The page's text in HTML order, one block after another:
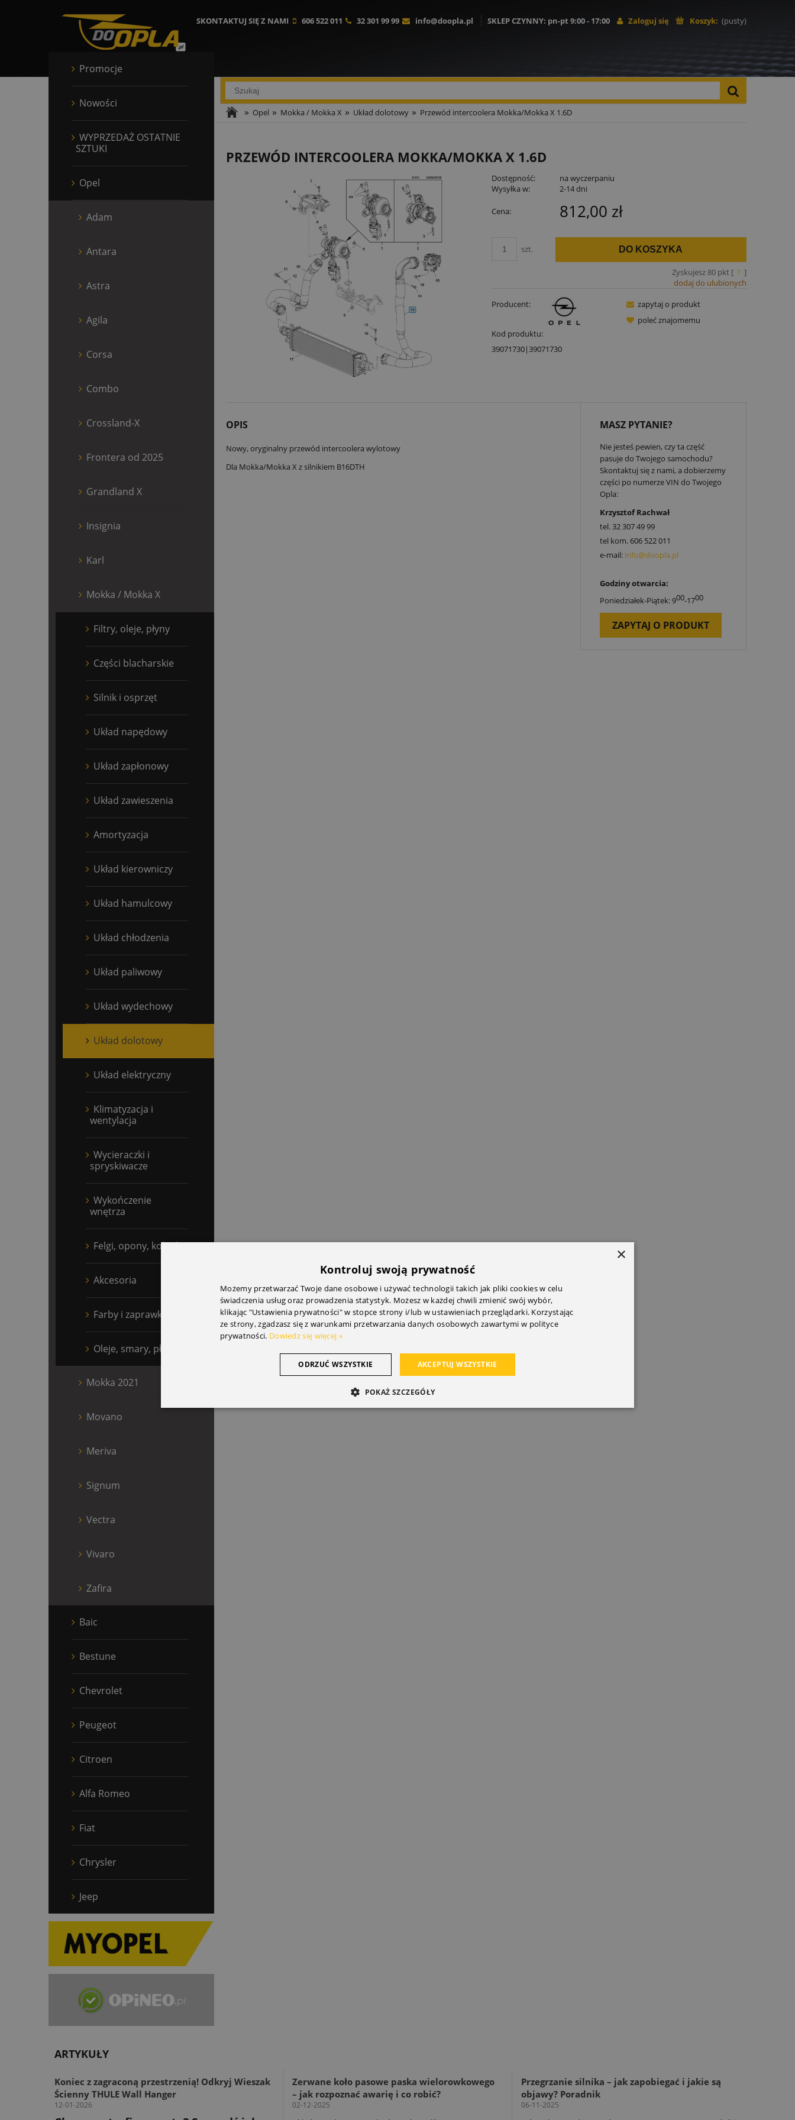
Koszyk: (pusty)
Zaloguj się
SKONTAKTUJ SIĘ Z NAMI 606 522 011 32 301 99 99 info@doopla.pl SKLEP CZYNNY: pn-pt 9:00 - 17:00
» Opel » Mokka / Mokka X » Układ dolotowy » Przewód intercoolera Mokka/Mokka X 1.6D
Promocje
Nowości
WYPRZEDAŻ OSTATNIE
SZTUKI
Opel
Adam
Antara
Astra
Agila
Corsa
Combo
Crossland-X
Frontera od 2025
Grandland X
Insignia
Karl
Mokka / Mokka X
Filtry, oleje, płyny
Części blacharskie
Silnik i osprzęt
Układ napędowy
Układ zapłonowy
Układ zawieszenia
Amortyzacja
Układ kierowniczy
Układ hamulcowy
Układ chłodzenia
Układ paliwowy
Układ wydechowy
Układ dolotowy
Układ elektryczny
Klimatyzacja i
wentylacja
Wycieraczki i
spryskiwacze
Wykończenie
wnętrza
Felgi, opony, kołpaki
Akcesoria
Farby i zaprawki
Oleje, smary, płyny
Mokka 2021
Movano
Meriva
Signum
Vectra
Vivaro
Zafira
Baic
Bestune
Chevrolet
Peugeot
Citroen
Alfa Romeo
Fiat
Chrysler
Jeep
PRZEWÓD INTERCOOLERA MOKKA/MOKKA X 1.6D
Dostępność:
na wyczerpaniu
Wysyłka w:
2-14 dni
Cena: 812,00 zł
szt. DO KOSZYKA
Zyskujesz 80pkt [ ? ]
dodaj do ulubionych
Producent:
Kod produktu:
39071730|39071730
zapytaj o produkt
poleć znajomemu
OPIS
Nowy, oryginalny przewód intercoolera wylotowy
Dla Mokka/Mokka X z silnikiem B16DTH
MASZ PYTANIE?
Nie jesteś pewien, czy ta część
pasuje do Twojego samochodu?
Skontaktuj się z nami, a dobierzemy
części po numerze VIN do Twojego
Opla:
Krzysztof Rachwał
tel.32 307 49 99
tel kom.606 522 011
e-mail: info@doopla.pl
Godziny otwarcia:
Poniedziałek-Piątek: 900-1700
ZAPYTAJ O PRODUKT
ARTYKUŁY
Koniec z zagraconą przestrzenią! Odkryj Wieszak
Ścienny THULE Wall Hanger
12-01-2026
Zerwane koło pasowe paska wielorowkowego
– jak rozpoznać awarię i co robić?
02-12-2025
Przegrzanie silnika – jak zapobiegać i jakie są
objawy? Poradnik
06-11-2025
×
Kontroluj swoją prywatność
Możemy przetwarzać Twoje dane osobowe i używać technologii takich jak pliki cookies w celu
świadczenia usług oraz prowadzenia statystyk. Możesz w każdej chwili zmienić swój wybór,
klikając "Ustawienia prywatności" w stopce strony i/lub w ustawieniach przeglądarki. Korzystając
ze strony, zgadzasz się z warunkami przetwarzania danych osobowych zawartymi w polityce
prywatności. Dowiedz się więcej »
AKCEPTUJ WSZYSTKIE
ODRZUĆ WSZYSTKIE
POKAŻ SZCZEGÓŁY